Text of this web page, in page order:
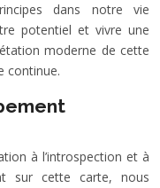
dans notre vie
potentiel et vivre une
moderne de cette
continue.
à l’introspection et à
sur cette carte, nous